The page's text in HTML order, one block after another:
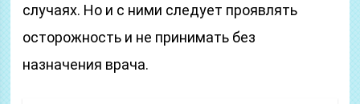
случаях. Но и с ними следует проявлять
осторожность и не принимать без
назначения врача.